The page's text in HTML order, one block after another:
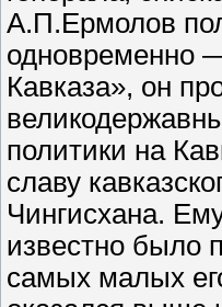
А.П.Ермолов
одновременно
Кавказа», он
политики на
славу
Чингисхана.
известно было
самых малых